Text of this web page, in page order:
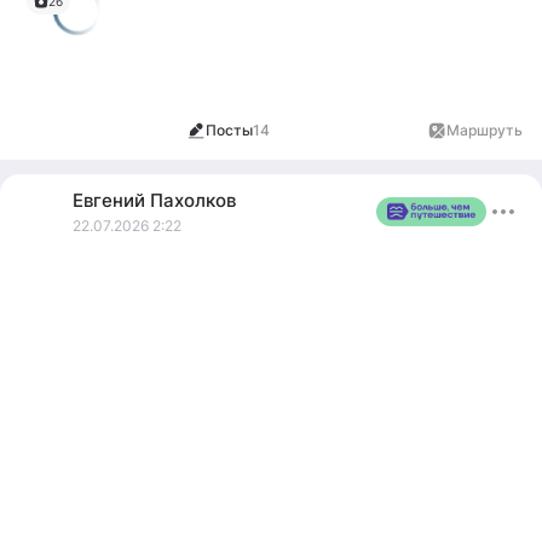
Посты14 Маршруты
Евгений Пахолков
22.07.2026 2:22